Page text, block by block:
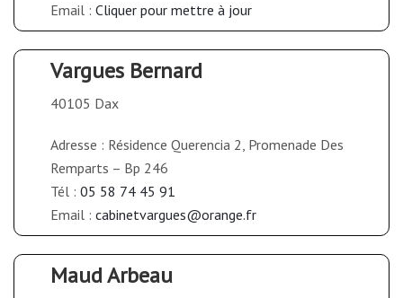
Email : Cliquer pour mettre à jour
Vargues Bernard
40105 Dax
Adresse : Résidence Querencia 2, Promenade Des
Remparts – Bp 246
Tél : 05 58 74 45 91
Email : cabinetvargues@orange.fr
Maud Arbeau